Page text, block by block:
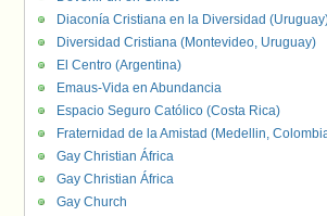
Diaconía Cristiana en la Diversidad
Diversidad Cristiana (Montevideo, Uruguay)
El Centro (Argentina)
Emaus-Vida en Abundancia
Espacio Seguro Católico (Costa Rica)
Fraternidad de la Amistad (Medellin,
Gay Christian África
Gay Christian África
Gay Church